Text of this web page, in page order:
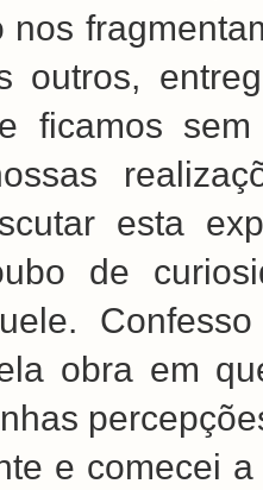
nos
outros,
ficamos
esta
de
obra em
e comecei